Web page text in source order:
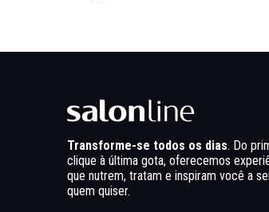
Transforme-se todos os dias. Do
clique à última gota, oferecemos
que nutrem, tratam e inspiram você a
quem quiser.